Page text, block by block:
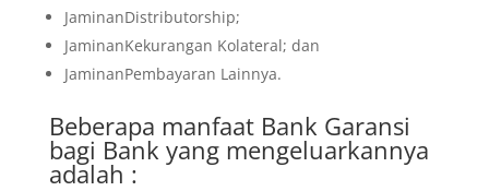
JaminanDistributorship;
JaminanKekurangan Kolateral; dan
JaminanPembayaran Lainnya.
Beberapa manfaat Bank Garansi
bagi Bank yang mengeluarkannya
adalah :